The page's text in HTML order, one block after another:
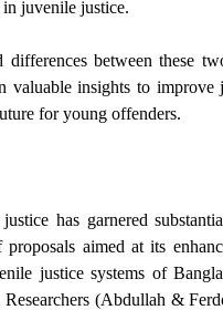
juvenile justice.
between these
valuable insights to improve
for young offenders.
has garnered
aimed at its
justice systems of
(Abdullah &